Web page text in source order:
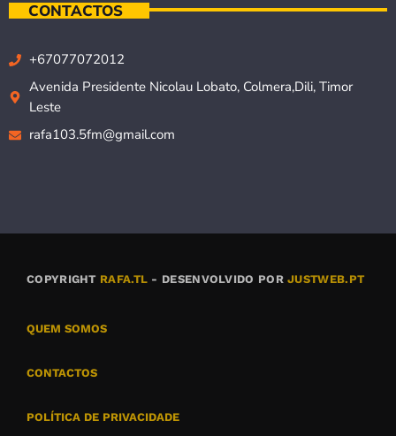
CONTACTOS
+67077072012
Avenida Presidente Nicolau Lobato, Colmera,Dili, Timor
Leste
rafa103.5fm@gmail.com
COPYRIGHT RAFA.TL - DESENVOLVIDO PORJUSTWEB.PT
QUEM SOMOS
CONTACTOS
POLÍTICA DE PRIVACIDADE